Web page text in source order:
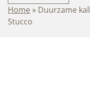
Home » Duurzame
Stucco